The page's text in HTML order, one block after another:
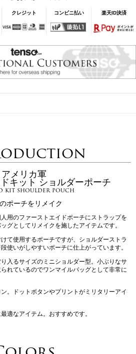
クレジット コンビニ払い 楽天ID決済
アメリカ軍
キット ショルダーポーチ
kit shoulder pouch
ポーチをリメイク
用のファーストエイドポーチにストラップを
グとしてリメイクを施したアイテムです。
て使用するポーチですが、ショルダーストラ
使いがしやすいポーチに仕上がっています。
入るサイズのミニショルダー型。小ぶりなサ
れているのでワンマイルバッグとして非常に
。ドットボタンやプリントがミリタリーアイ
適なアイテム。おすすめです。